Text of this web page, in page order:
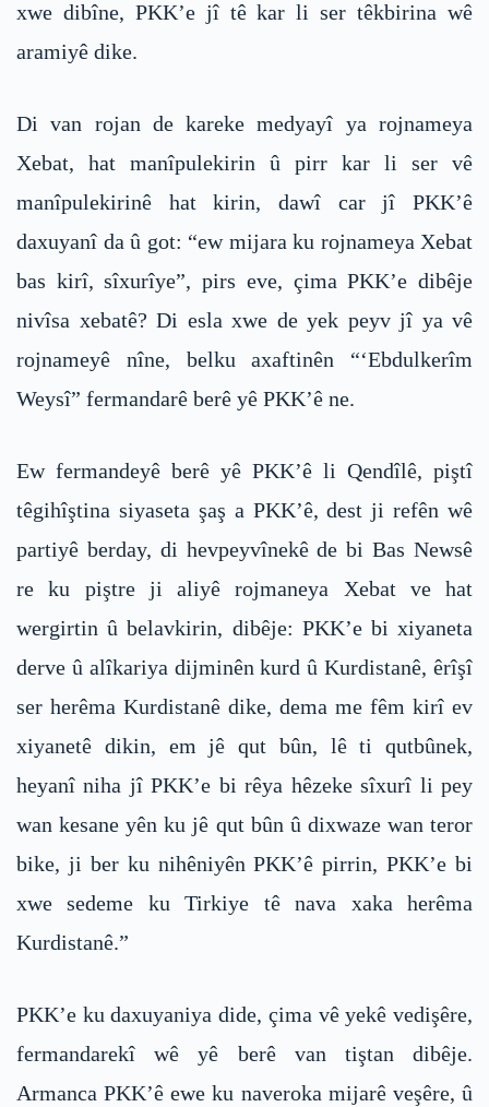
xwe dibîne, PKK’e jî tê kar li ser têkbirina wê
aramiyê dike.
Di van rojan de kareke medyayî ya rojnameya
Xebat, hat manîpulekirin û pirr kar li ser vê
manîpulekirinê hat kirin, dawî car jî PKK’ê
daxuyanî da û got: “ew mijara ku rojnameya Xebat
bas kirî, sîxurîye”, pirs eve, çima PKK’e dibêje
nivîsa xebatê? Di esla xwe de yek peyv jî ya vê
rojnameyê nîne, belku axaftinên “‘Ebdulkerîm
Weysî” fermandarê berê yê PKK’ê ne.
Ew fermandeyê berê yê PKK’ê li Qendîlê, piştî
têgihîştina siyaseta şaş a PKK’ê, dest ji refên wê
partiyê berday, di hevpeyvînekê de bi Bas Newsê
re ku piştre ji aliyê rojmaneya Xebat ve hat
wergirtin û belavkirin, dibêje: PKK’e bi xiyaneta
derve û alîkariya dijminên kurd û Kurdistanê, êrîşî
ser herêma Kurdistanê dike, dema me fêm kirî ev
xiyanetê dikin, em jê qut bûn, lê ti qutbûnek,
heyanî niha jî PKK’e bi rêya hêzeke sîxurî li pey
wan kesane yên ku jê qut bûn û dixwaze wan teror
bike, ji ber ku nihêniyên PKK’ê pirrin, PKK’e bi
xwe sedeme ku Tirkiye tê nava xaka herêma
Kurdistanê.”
PKK’e ku daxuyaniya dide, çima vê yekê vedişêre,
fermandarekî wê yê berê van tiştan dibêje.
Armanca PKK’ê ewe ku naveroka mijarê veşêre, û